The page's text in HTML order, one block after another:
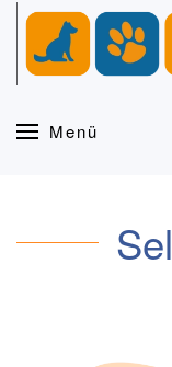
Zum Hauptinhalt
Menü